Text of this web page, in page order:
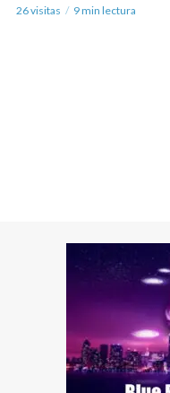
26 visitas 9 min lectura